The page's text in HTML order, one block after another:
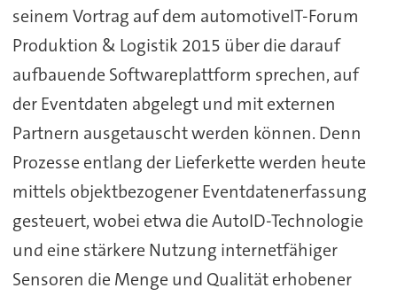
seinem Vortrag auf dem automotiveIT-Forum
Produktion & Logistik 2015 über die darauf
aufbauende Softwareplattform sprechen, auf
der Eventdaten abgelegt und mit externen
Partnern ausgetauscht werden können. Denn
Prozesse entlang der Lieferkette werden heute
mittels objektbezogener Eventdatenerfassung
gesteuert, wobei etwa die AutoID-Technologie
und eine stärkere Nutzung internetfähiger
Sensoren die Menge und Qualität erhobener